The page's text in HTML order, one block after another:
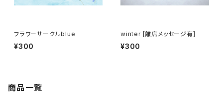
フラワーサークルblue
¥300
winter [離席メッセージ有]
¥300
商品一覧